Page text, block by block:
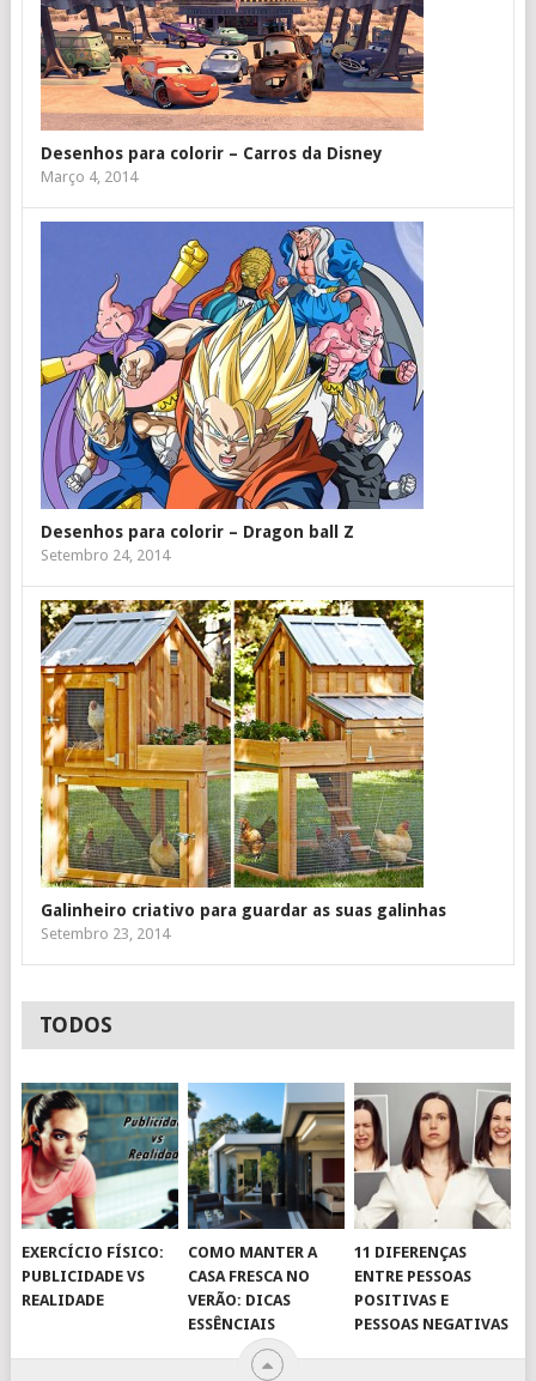
Desenhos para colorir – Carros da Disney
Março 4, 2014
Desenhos para colorir – Dragon ball Z
Setembro 24, 2014
Galinheiro criativo para guardar as suas galinhas
Setembro 23, 2014
TODOS
EXERCÍCIO FÍSICO:
PUBLICIDADE VS
REALIDADE
COMO MANTER A
CASA FRESCA NO
VERÃO: DICAS
ESSÊNCIAIS
11 DIFERENÇAS
ENTRE PESSOAS
POSITIVAS E
PESSOAS NEGATIVAS